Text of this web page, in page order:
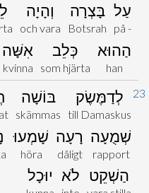
עַל
på -
בָּצְרָה
Botsrah
וְהָיָה
och vara
הַהוּא
han
כְּלֵב
som hjärta
אִשָּׁה
kvinna
23
לְדַמֶּשֶׂק
till Damaskus
בּוֹשָׁה
skämmas
שְׁמֻעָה
rapport
רָעָה
dåligt
שָׁמְעוּ
höra
הַשְׁקֵט לֹא יוּכָל